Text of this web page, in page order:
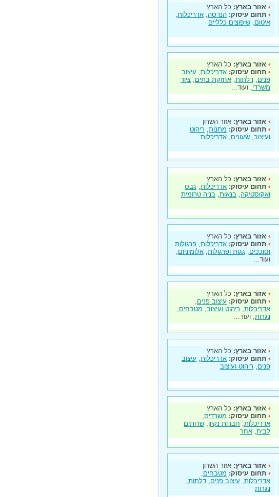
אזור בארץ: כל הארץ
תחום עיסוק: הנדסה, אדריכלות,
איטום, שיפוצים כלליים
אזור בארץ: כל הארץ
תחום עיסוק: אדריכלות, עיצוב
פנים, דלתות, אחזקת בתים, ציוד
משרדי, ועוד...
אזור בארץ: אזור השרון
תחום עיסוק: מתנות, ריהוט
ועיצוב, שעונים, אדריכלות
אזור בארץ: כל הארץ
תחום עיסוק: אדריכלות, גבס
ואקוסטיקה, בנאות, בניה טרומית
אזור בארץ: כל הארץ
תחום עיסוק: אדריכלות, פרגולות
וסוככים, גגות ופרגולות, אלומיניום,
ועוד...
אזור בארץ: כל הארץ
תחום עיסוק: עיצוב פנים,
אדריכלות, ריהוט ועיצוב, מטבחים,
נגרות, ועוד...
אזור בארץ: כל הארץ
תחום עיסוק: אדריכלות, עיצוב
פנים, ריהוט ועיצוב
אזור בארץ: כל הארץ
תחום עיסוק: משרדים,
אדריכלות, חברות נקיון, שרותים
לבית, אחר
אזור בארץ: אזור השרון
תחום עיסוק: מטבחים,
אדריכלות, עיצוב פנים, דלתות,
נגרות